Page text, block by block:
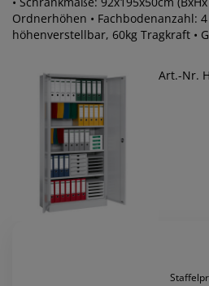
Ordnerhöhen • Fachbodenanzahl:
höhenverstellbar, 60kg Tragkraft •
Art.-Nr.